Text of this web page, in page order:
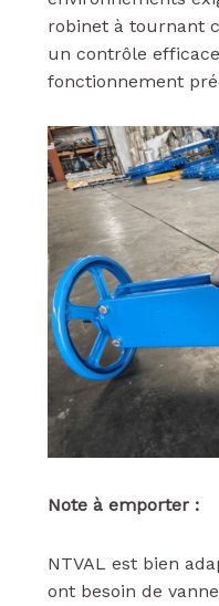
robinet à tournant
un contrôle
fonctionnement
Note à emporter :
NTVAL est bien
ont besoin de